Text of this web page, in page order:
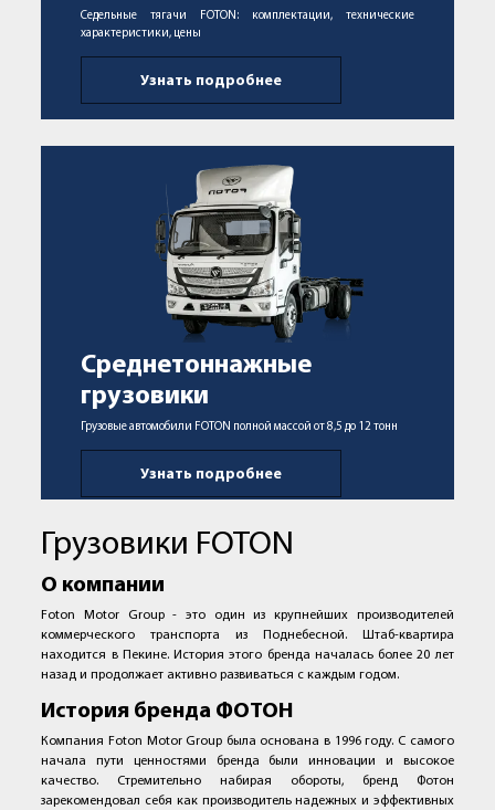
Седельные тягачи FOTON: комплектации, технические
характеристики, цены
Узнать подробнее
Среднетоннажные
грузовики
Грузовые автомобили FOTON полной массой от 8,5 до 12 тонн
Узнать подробнее
Грузовики FOTON
О компании
Foton Motor Group - это один из крупнейших производителей
коммерческого транспорта из Поднебесной. Штаб-квартира
находится в Пекине. История этого бренда началась более 20 лет
назад и продолжает активно развиваться с каждым годом.
История бренда ФОТОН
Компания Foton Motor Group была основана в 1996 году. С самого
начала пути ценностями бренда были инновации и высокое
качество. Стремительно набирая обороты, бренд Фотон
зарекомендовал себя как производитель надежных и эффективных